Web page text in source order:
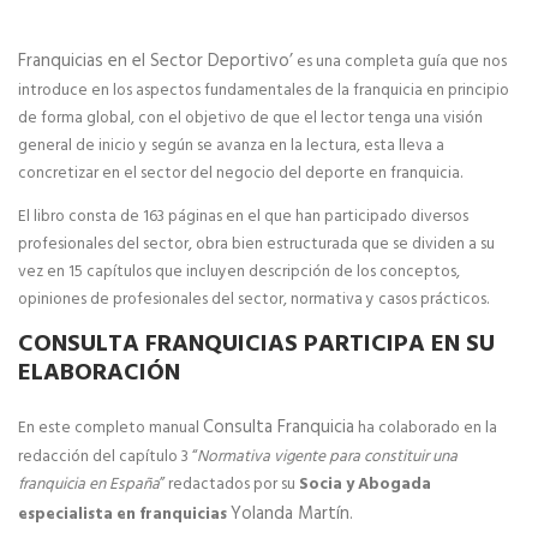
SERVICIOS
Marketing online para Franquicias
Servifranquicia
Servicios de asesoramiento legal para franquicias
Financiación e inversores para franquicias
Programa de Ayudas y Subvenciones para
Emprendedores 2025 (PASE)
Franquicias en el Sector Deportivo’es una completa guía que nos
introduce en los aspectos fundamentales de la franquicia en principio
de forma global, con el objetivo de que el lector tenga una visión
general de inicio y según se avanza en la lectura, esta lleva a
concretizar en el sector del negocio del deporte en franquicia.
El libro consta de 163 páginas en el que han participado diversos
profesionales del sector, obra bien estructurada que se dividen a su
vez en 15 capítulos que incluyen descripción de los conceptos,
opiniones de profesionales del sector, normativa y casos prácticos.
CONSULTA FRANQUICIAS PARTICIPA EN SU
ELABORACIÓN
En este completo manualConsulta Franquicia ha colaborado en la
redacción del capítulo 3 “Normativa vigente para constituir una
franquicia en España” redactados por su Socia y Abogada
especialista en franquiciasYolanda Martín.